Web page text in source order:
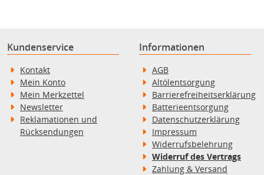
Kundenservice
Kontakt
Mein Konto
Mein Merkzettel
Newsletter
Reklamationen und
Rücksendungen
Informationen
AGB
Altölentsorgung
Barrierefreiheitserklärung
Batterieentsorgung
Datenschutzerklärung
Impressum
Widerrufsbelehrung
Widerruf des Vertrags
Zahlung & Versand